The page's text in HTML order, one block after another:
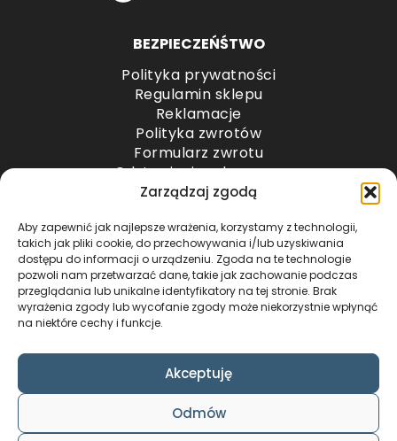
Zarządzaj zgodą
Aby zapewnić jak najlepsze wrażenia, korzystamy z technologii,
takich jak pliki cookie, do przechowywania i/lub uzyskiwania
dostępu do informacji o urządzeniu. Zgoda na te technologie
pozwoli nam przetwarzać dane, takie jak zachowanie podczas
przeglądania lub unikalne identyfikatory na tej stronie. Brak
wyrażenia zgody lub wycofanie zgody może niekorzystnie wpłynąć
na niektóre cechy i funkcje.
Akceptuję
Odmów
BEZPIECZEŃŚTWO
Polityka prywatności
Regulamin sklepu
Reklamacje
Polityka zwrotów
Formularz zwrotu
Odstąpienie od umowy
Odstąpienie od umowy – przesyłki paletowe
METODY PŁATNOŚCI
COPYRIGHT © 2024 by ADWENTO ŁUKASZ
WIECZOREK / ALL RIGHTS RESERVED